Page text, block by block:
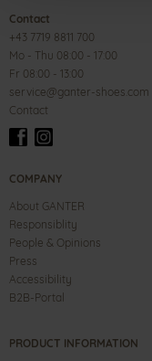
Contact
+43 7719 8811 700
Mo - Thu 08:00 - 17:00
Fr 08:00 - 13:00
service@ganter-shoes.com
Contact
COMPANY
About GANTER
Responsiblity
People & Opinions
Press
Accessibility
B2B-Portal
PRODUCT INFORMATION